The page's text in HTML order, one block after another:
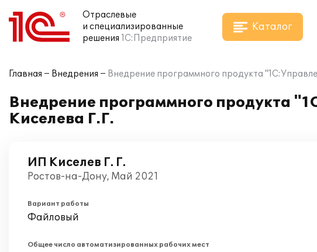
Отраслевые
и специализированные
решения 1С:Предприятие
Каталог
Главная Внедрения Внедрение программного продукта
Внедрение программного продукта
Киселева Г.Г.
ИП Киселев Г. Г.
Ростов-на-Дону, Май 2021
Вариант работы
Файловый
Общее число автоматизированных рабочих мест